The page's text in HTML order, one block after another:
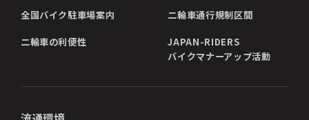
全国バイク駐車場案内 二輪車通行規制区間
二輪車の利便性
JAPAN-RIDERS
バイクマナーアップ活動